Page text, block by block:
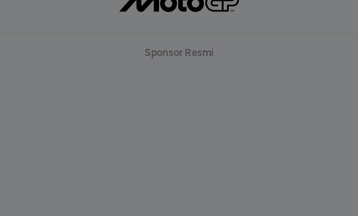
B
B
Sponsor Resmi